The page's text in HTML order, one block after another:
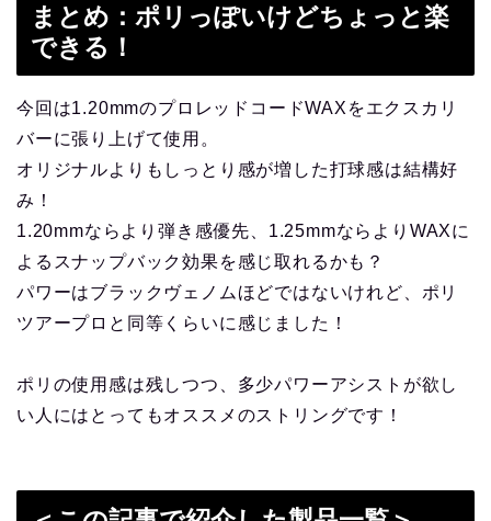
まとめ：ポリっぽいけどちょっと楽
できる！
今回は1.20mmのプロレッドコードWAXをエクスカリ
バーに張り上げて使用。
オリジナルよりもしっとり感が増した打球感は結構好
み！
1.20mmならより弾き感優先、1.25mmならよりWAXに
よるスナップバック効果を感じ取れるかも？
パワーはブラックヴェノムほどではないけれど、ポリ
ツアープロと同等くらいに感じました！
ポリの使用感は残しつつ、多少パワーアシストが欲し
い人にはとってもオススメのストリングです！